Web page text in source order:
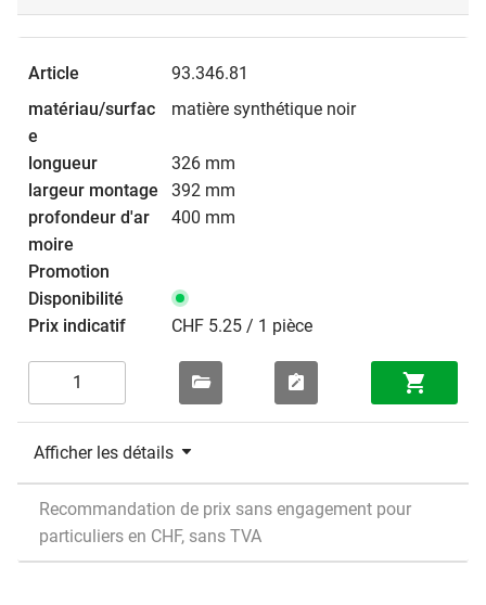
93.346.81
matière synthétique noir
326 mm
392 mm
400 mm
CHF 5.25 / 1 pièce
Afficher les détails
Recommandation de prix sans engagement pour
particuliers en CHF, sans TVA